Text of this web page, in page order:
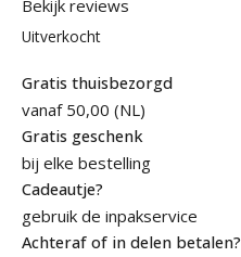
Bekijk reviews
Uitverkocht
Gratis thuisbezorgd
vanaf 50,00 (NL)
Gratis geschenk
bij elke bestelling
Cadeautje?
gebruik de inpakservice
Achteraf of in delen betalen?